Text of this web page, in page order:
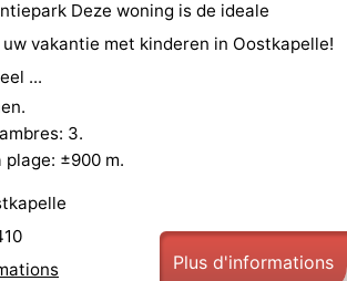
Deze woning is de ideale
vakantie met kinderen in Oostkapelle!
...
3.
plage: ±900 m.
Plus d'informations